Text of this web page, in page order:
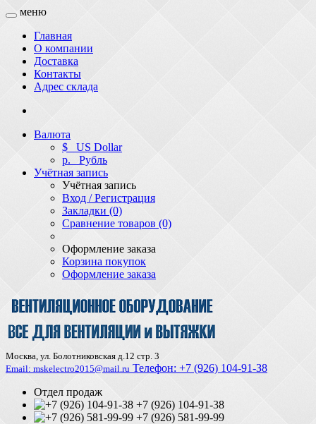
меню
Главная
О компании
Доставка
Контакты
Адрес склада
Валюта
$ US Dollar
р. Рубль
Учётная запись
Учётная запись
Вход / Регистрация
Закладки (0)
Сравнение товаров (0)
Оформление заказа
Корзина покупок
Оформление заказа
Москва, ул. Болотниковская д.12 стр. 3
Email: mskelectro2015@mail.ru Телефон: +7 (926) 104-91-З8
Отдел продаж
+7 (926) 104-91-38
+7 (926) 581-99-99